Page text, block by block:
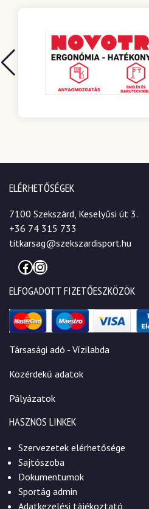
ELÉRHETŐSÉGEK
7100 Szekszárd, Keselyűsi út 3.
+36 74 315 733
titkarsag@szekszardisport.hu
Facebook
Instagram
ELFOGADOTT FIZETŐESZKÖZÖK
Társasági adó - Vízilabda
Közérdekű adatok
Pályázatok
HASZNOS LINKEK
Szervezetek elérhetősége
Sajtószoba
Dokumentumok
Sportág admin
Adatkezelési tájékoztató